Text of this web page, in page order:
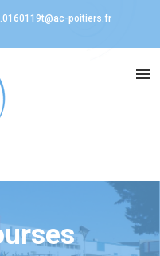
poitiers.fr